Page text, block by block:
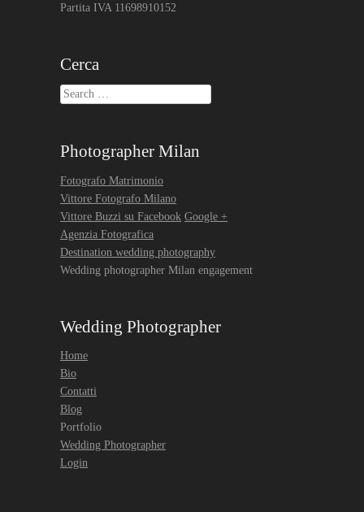
Partita IVA 11698910152
Cerca
Search
Photographer Milan
Fotografo Matrimonio
Vittore Fotografo Milano
Vittore Buzzi su Facebook Google +
Agenzia Fotografica
Destination wedding photography
Wedding photographer Milan engagement
Wedding Photographer
Home
Bio
Contatti
Blog
Portfolio
Wedding Photographer
Login